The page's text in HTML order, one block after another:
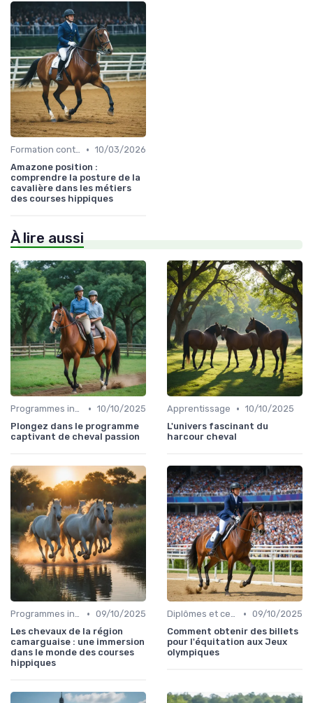
Formation continue • 10/03/2026
Amazone position :
comprendre la posture de la
cavalière dans les métiers
des courses hippiques
À lire aussi
Programmes internationaux • 10/10/2025
Plongez dans le programme
captivant de cheval passion
Apprentissage • 10/10/2025
L'univers fascinant du
harcour cheval
Programmes internationaux • 09/10/2025
Les chevaux de la région
camarguaise : une immersion
dans le monde des courses
hippiques
Diplômes et certifications • 09/10/2025
Comment obtenir des billets
pour l'équitation aux Jeux
olympiques